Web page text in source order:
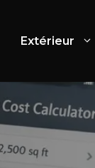
Extérieur